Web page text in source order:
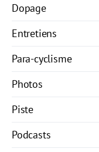
Dopage
Entretiens
Para-cyclisme
Photos
Piste
Podcasts